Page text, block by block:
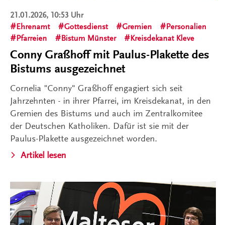
21.01.2026, 10:53 Uhr
Ehrenamt
Gottesdienst Gremien
Personalien
Pfarreien
Bistum Münster Kreisdekanat Kleve
Conny Graßhoff mit Paulus-Plakette des
Bistums ausgezeichnet
Cornelia "Conny" Graßhoff engagiert sich seit
Jahrzehnten - in ihrer Pfarrei, im Kreisdekanat, in den
Gremien des Bistums und auch im Zentralkomitee
der Deutschen Katholiken. Dafür ist sie mit der
Paulus-Plakette ausgezeichnet worden.
Artikel lesen